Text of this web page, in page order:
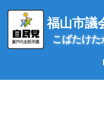
ス
福山市議
こばたけた